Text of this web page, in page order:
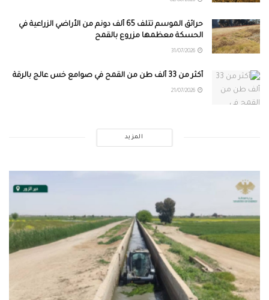
حرائق الموسم تتلف 65 ألف دونم من الأراضي الزراعية في
الحسكة معظمها مزروع بالقمح
أكثر من 33 ألف طن من القمح في صوامع خس عالج بالرقة
المزيد